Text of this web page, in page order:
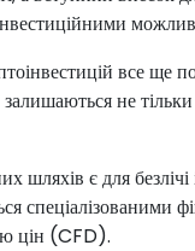
все ще
не
є для безлічі
спеціалізованими
цін (CFD).